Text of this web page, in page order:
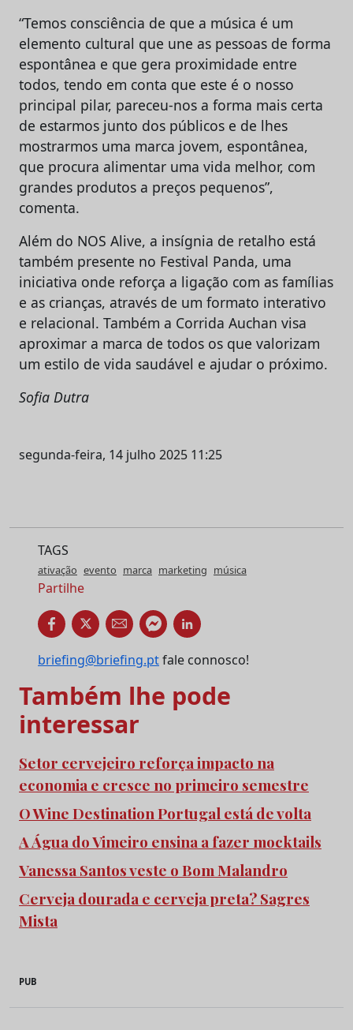
“Temos consciência de que a música é um
elemento cultural que une as pessoas de forma
espontânea e que gera proximidade entre
todos, tendo em conta que este é o nosso
principal pilar, pareceu-nos a forma mais certa
de estarmos junto dos públicos e de lhes
mostrarmos uma marca jovem, espontânea,
que procura alimentar uma vida melhor, com
grandes produtos a preços pequenos”,
comenta.
Além do NOS Alive, a insígnia de retalho está
também presente no Festival Panda, uma
iniciativa onde reforça a ligação com as famílias
e as crianças, através de um formato interativo
e relacional. Também a Corrida Auchan visa
aproximar a marca de todos os que valorizam
um estilo de vida saudável e ajudar o próximo.
Sofia Dutra
segunda-feira, 14 julho 2025 11:25
TAGS
ativação evento marca marketing música
Partilhe
briefing@briefing.ptfale connosco!
Também lhe pode
interessar
Setor cervejeiro reforça impacto na
economia e cresce no primeiro semestre
O Wine Destination Portugal está de volta
A Água do Vimeiro ensina a fazer mocktails
Vanessa Santos veste o Bom Malandro
Cerveja dourada e cerveja preta? Sagres
Mista
PUB